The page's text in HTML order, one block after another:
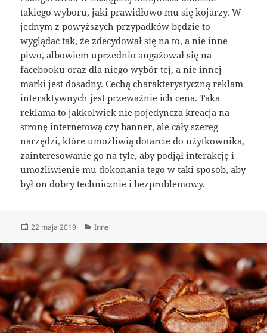
takiego wyboru, jaki prawidłowo mu się kojarzy. W
jednym z powyższych przypadków będzie to
wyglądać tak, że zdecydował się na to, a nie inne
piwo, albowiem uprzednio angażował się na
facebooku oraz dla niego wybór tej, a nie innej
marki jest dosadny. Cechą charakterystyczną reklam
interaktywnych jest przeważnie ich cena. Taka
reklama to jakkolwiek nie pojedyncza kreacja na
stronę internetową czy banner, ale cały szereg
narzędzi, które umożliwią dotarcie do użytkownika,
zainteresowanie go na tyle, aby podjął interakcję i
umożliwienie mu dokonania tego w taki sposób, aby
był on dobry technicznie i bezproblemowy.
Data
22 maja 2019 Kategorie
Inne